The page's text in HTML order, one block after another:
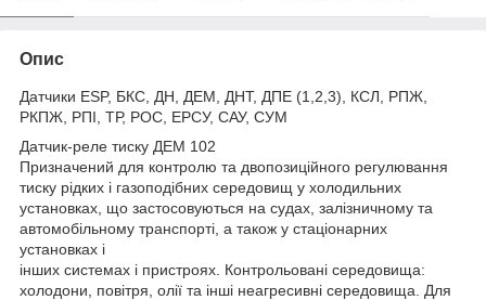
Опис
Датчики ESP, БКС, ДН, ДЕМ, ДНТ, ДПЕ (1,2,3), КСЛ, РПЖ,
РКПЖ, РПІ, ТР, РОС, ЕРСУ, САУ, СУМ
Датчик-реле тиску ДЕМ 102
Призначений для контролю та двопозиційного регулювання
тиску рідких і газоподібних середовищ у холодильних
установках, що застосовуються на судах, залізничному та
автомобільному транспорті, а також у стаціонарних
установках і
інших системах і пристроях. Контрольовані середовища:
холодони, повітря, олії та інші неагресивні середовища. Для